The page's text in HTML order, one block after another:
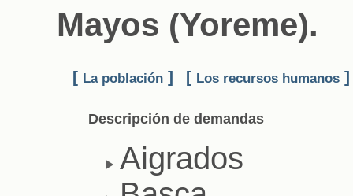
Mayos (Yoreme).
[ La población ] [ Los recursos humanos ]
Descripción de demandas
Aigrados